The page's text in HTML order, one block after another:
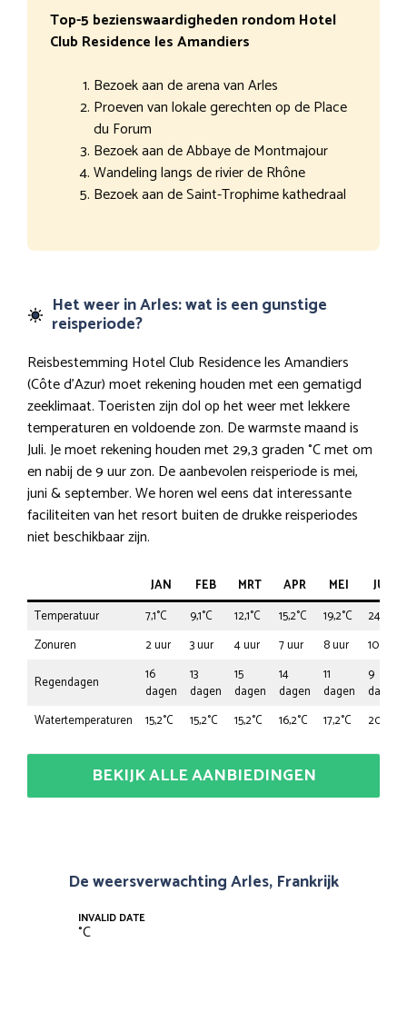
Top-5 bezienswaardigheden rondom Hotel
Club Residence les Amandiers
Bezoek aan de arena van Arles
Proeven van lokale gerechten op de Place
du Forum
Bezoek aan de Abbaye de Montmajour
Wandeling langs de rivier de Rhône
Bezoek aan de Saint-Trophime kathedraal
Het weer in Arles: wat is een gunstige
reisperiode?
Reisbestemming Hotel Club Residence les Amandiers
(Côte d’Azur) moet rekening houden met een gematigd
zeeklimaat. Toeristen zijn dol op het weer met lekkere
temperaturen en voldoende zon. De warmste maand is
Juli. Je moet rekening houden met 29,3 graden °C met om
en nabij de 9 uur zon. De aanbevolen reisperiode is mei,
juni & september. We horen wel eens dat interessante
faciliteiten van het resort buiten de drukke reisperiodes
niet beschikbaar zijn.
JAN FEB MRT APR MEI
JUN
Temperatuur
7,1°C 9,1°C 12,1°C 15,2°C 19,2°C
24,2°C
Zonuren
2 uur 3 uur 4 uur 7 uur 8 uur
10 uur
Regendagen
16
dagen
13
dagen
15
dagen
14
dagen
11
dagen
9
dagen
Watertemperaturen
15,2°C 15,2°C 15,2°C 16,2°C 17,2°C 20,2°C
BEKIJK ALLE AANBIEDINGEN
De weersverwachting Arles, Frankrijk
INVALID DATE
°C